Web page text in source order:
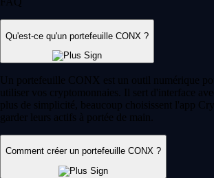
Qu'est-ce qu'un portefeuille CONX ?
Un portefeuille CONX est un outil numérique
utiliser vos cryptomonnaies. Il sert d'interface
plus de simplicité, beaucoup choisissent l'app
garder leurs actifs à portée de main.
Comment créer un portefeuille CONX ?